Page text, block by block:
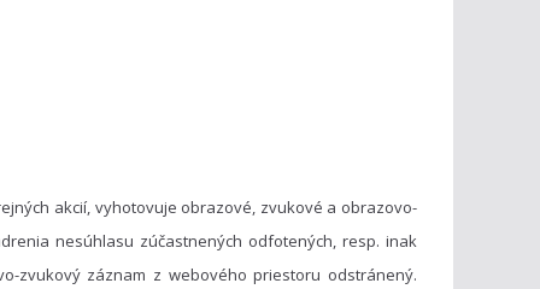
akcií, vyhotovuje obrazové, zvukové a obrazovo-
nesúhlasu zúčastnených odfotených, resp. inak
zvukový záznam z webového priestoru odstránený.